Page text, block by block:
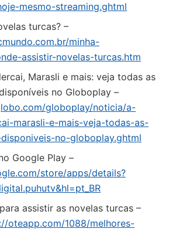
mesmo-streaming.ghtml
turcas? –
minha-
assistir-novelas-turcas.htm
Marasli e mais: veja todas as
no Globoplay –
globoplay/noticia/a-
marasli-e-mais-veja-todas-as-
no-globoplay.ghtml
Google Play –
store/apps/details?
assistir as novelas turcas –
oteapp.com/1088/melhores-